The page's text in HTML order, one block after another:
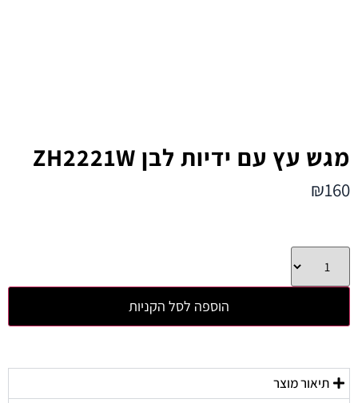
מגש עץ עם ידיות לבן ZH2221W
₪160
הוספה לסל הקניות
תיאור מוצר